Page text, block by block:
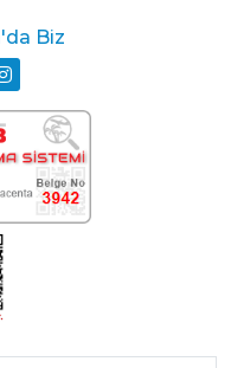
Ekstra Temizlik
Ulaşım Hizmeti
Biz